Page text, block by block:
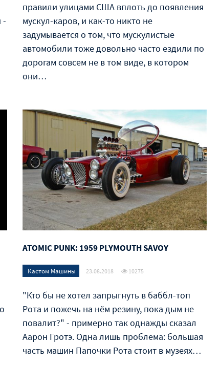
-
правили улицами США вплоть до появления
мускул-каров, и как-то никто не
задумывается о том, что мускулистые
автомобили тоже довольно часто ездили по
дорогам совсем не в том виде, в котором
они…
ATOMIC PUNK: 1959 PLYMOUTH SAVOY
Кастом Машины 23.08.2018 10275
"Кто бы не хотел запрыгнуть в баббл-топ
Рота и пожечь на нём резину, пока дым не
повалит?" - примерно так однажды сказал
Аарон Гротэ. Одна лишь проблема: большая
часть машин Папочки Рота стоит в музеях…